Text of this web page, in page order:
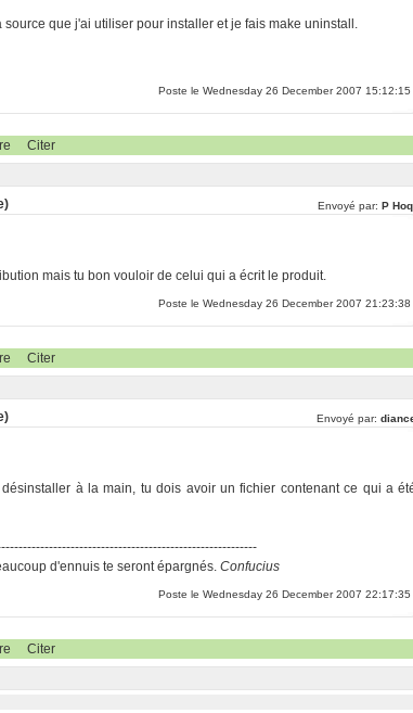
que j'ai utiliser pour installer et je fais make uninstall.
Poste le Wednesday 26 December 2007 15:12:15
Citer
Envoyé par: P
mais tu bon vouloir de celui qui a écrit le produit.
Poste le Wednesday 26 December 2007 21:23:38
Citer
Envoyé par:
à la main, tu dois avoir un fichier contenant ce qui a
d'ennuis te seront épargnés.Confucius
Poste le Wednesday 26 December 2007 22:17:35
Citer